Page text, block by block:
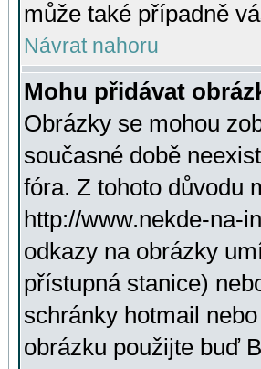
může také případně
Návrat nahoru
Mohu přidávat
Obrázky se mohou
současné době
fóra. Z tohoto důvodu
http://www.nekde-na-
odkazy na obrázky
přístupná stanice)
schránky hotmail
obrázku použijte buď